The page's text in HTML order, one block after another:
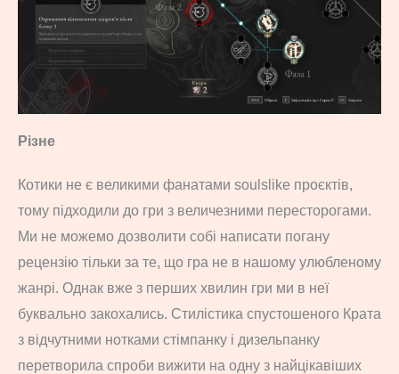
Різне
Котики не є великими фанатами soulslike проєктів,
тому підходили до гри з величезними пересторогами.
Ми не можемо дозволити собі написати погану
рецензію тільки за те, що гра не в нашому улюбленому
жанрі. Однак вже з перших хвилин гри ми в неї
буквально закохались. Стилістика спустошеного Крата
з відчутними нотками стімпанку і дизельпанку
перетворила спроби вижити на одну з найцікавіших